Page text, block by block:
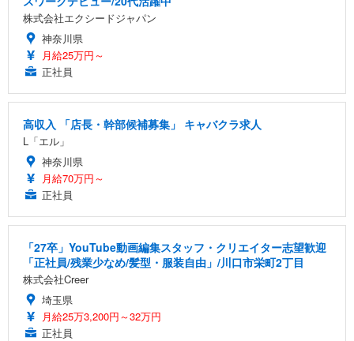
株式会社エクシードジャパン
神奈川県
月給25万円～
正社員
高収入 「店長・幹部候補募集」 キャバクラ求人
L「エル」
神奈川県
月給70万円～
正社員
「27卒」YouTube動画編集スタッフ・クリエイター志望歓迎
「正社員/残業少なめ/髪型・服装自由」/川口市栄町2丁目
株式会社Creer
埼玉県
月給25万3,200円～32万円
正社員